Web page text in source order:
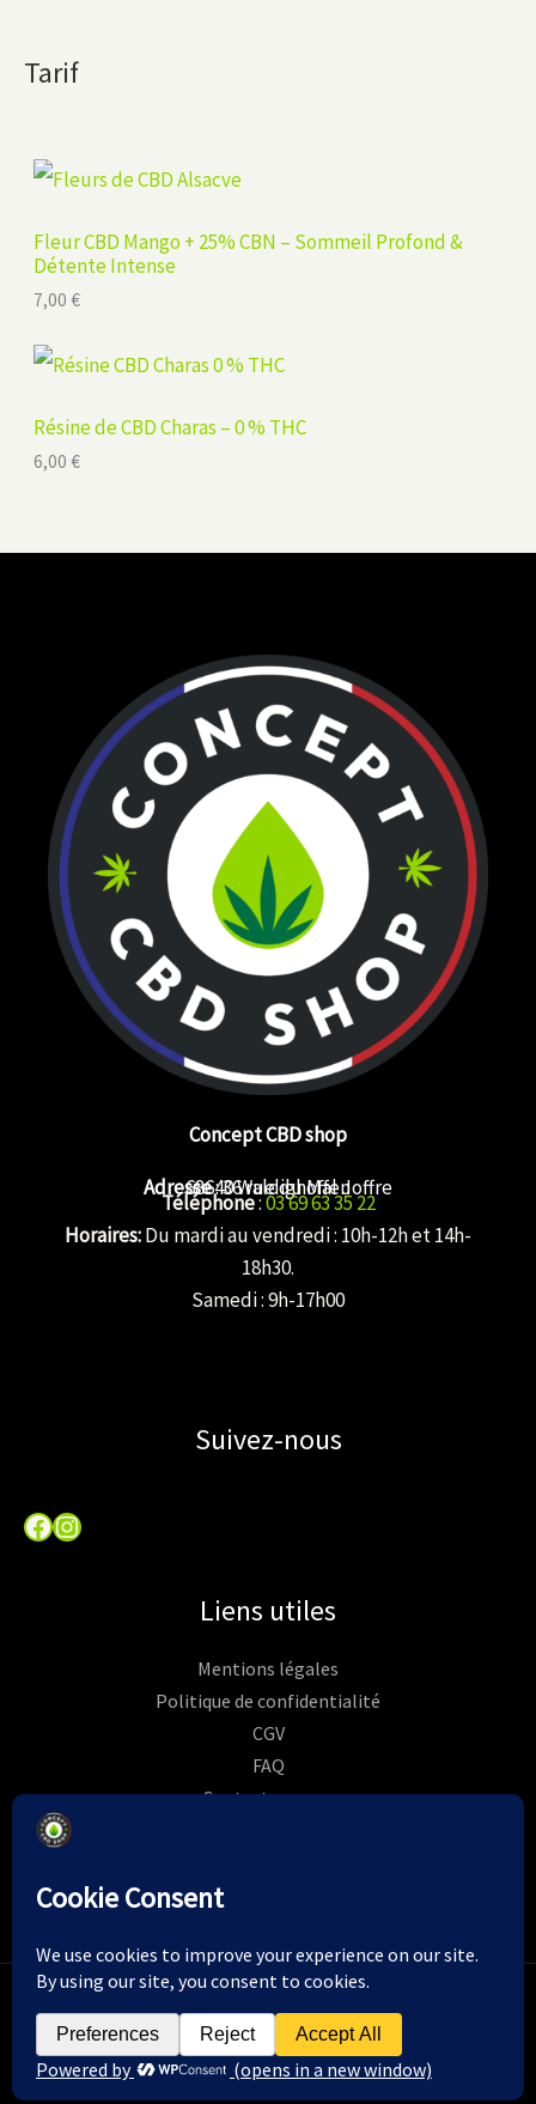
Tarif
Fleur CBD Mango + 25% CBN – Sommeil Profond &
Détente Intense
7,00 €
Résine de CBD Charas – 0 % THC
6,00 €
Concept CBD shop
Adresse: 36 rue du Mal Joffre
68640 Waldighoffen
Téléphone:03 69 63 35 22
Horaires:Du mardi au vendredi : 10h-12h et 14h-
18h30.
Samedi : 9h-17h00
Suivez-nous
Facebook
Instagram
Liens utiles
Mentions légales
Politique de confidentialité
CGV
FAQ
Contactez-nous
Copyright © 2026 | Concept CBD shop - Création de
Etincelle